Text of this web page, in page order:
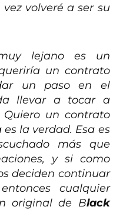
volveré a ser su
lejano es un
un contrato
un paso en el
llevar a tocar a
un contrato
la verdad. Esa es
más que
y si como
deciden continuar
cualquier
original de Black